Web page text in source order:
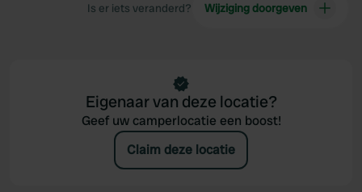
Is er iets veranderd? Wijziging doorgeven
Eigenaar van deze locatie?
Geef uw camperlocatie een boost!
Claim deze locatie